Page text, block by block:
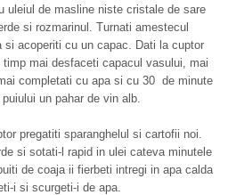
uleiul de masline niste cristale de sare
si rozmarinul. Turnati amestecul
acoperiti cu un capac. Dati la cuptor
mai desfaceti capacul vasului, mai
completati cu apa si cu 30 de minute
un pahar de vin alb.
pregatiti sparanghelul si cartofii noi.
si sotati-l rapid in ulei cateva minutele
de coaja ii fierbeti intregi in apa calda
i si scurgeti-i de apa.